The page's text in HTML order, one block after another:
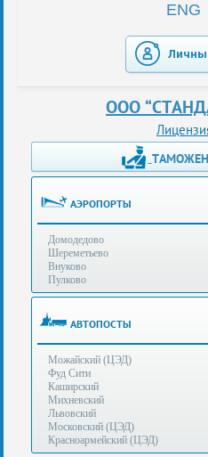
Получение
ЭЦП
за
сутки
услуги
Опыт
оформления
рекомендует
Таможенные
процедуры
(особенности):
ENG
ООО
АЭРОПОРТЫ
Домодедово
Шереметьево
Внуково
Пулково
АВТОПОСТЫ
Можайский (ЦЭД)
Фуд Сити
Каширский
Михневский
Львовский
Московский (ЦЭД)
Красноармейский (ЦЭД)